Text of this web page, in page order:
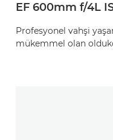
EF 600mm f/4L
Profesyonel vahşi
mükemmel olan